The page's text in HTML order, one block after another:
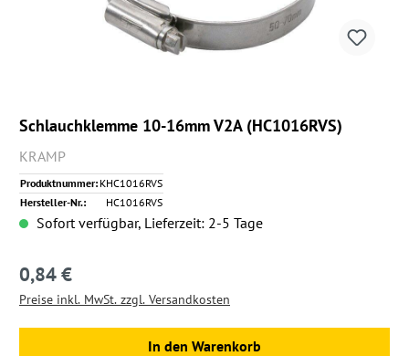
Schlauchklemme 10-16mm V2A (HC1016RVS)
KRAMP
Produktnummer: KHC1016RVS
Hersteller-Nr.:
HC1016RVS
Sofort verfügbar, Lieferzeit: 2-5 Tage
Regulärer Preis:
0,84 €
Preise inkl. MwSt. zzgl. Versandkosten
In den Warenkorb